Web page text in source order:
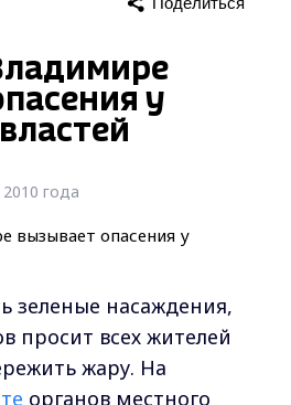
у
года
зеленые насаждения,
просит всех жителей
жару. На
органов местного